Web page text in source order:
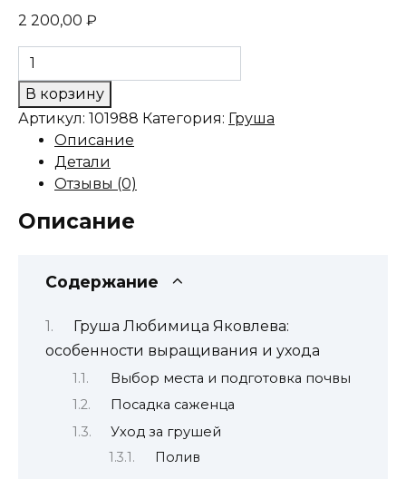
2 200,00 ₽
Количество
товара
Груша
сорт
Любимица
Яковлева:
особенности
и
сроки
созревания
В корзину
Артикул: 101988 Категория: Груша
Описание
Детали
Отзывы (0)
Описание
Содержание
Груша Любимица Яковлева:
особенности выращивания и ухода
Выбор места и подготовка почвы
Посадка саженца
Уход за грушей
Полив